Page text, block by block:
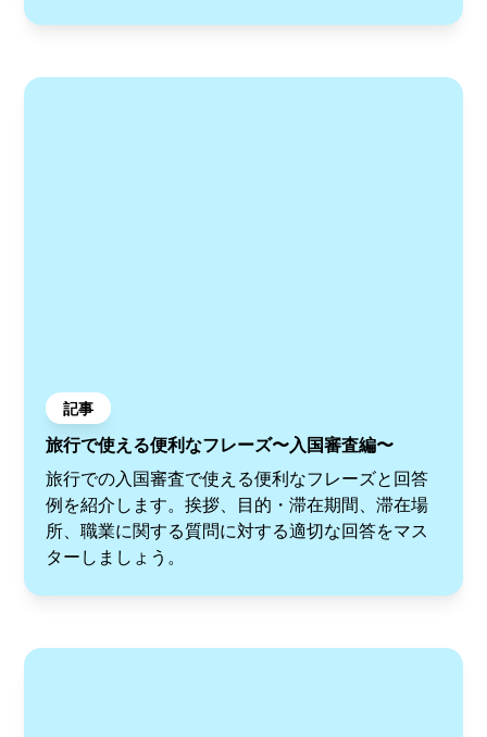
記事
旅行で使える便利なフレーズ〜入国審査編〜
旅行での入国審査で使える便利なフレーズと回答
例を紹介します。挨拶、目的・滞在期間、滞在場
所、職業に関する質問に対する適切な回答をマス
ターしましょう。